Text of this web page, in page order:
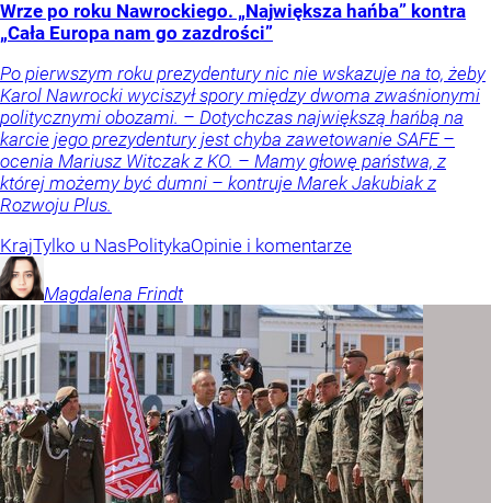
Wrze po roku Nawrockiego. „Największa hańba” kontra
„Cała Europa nam go zazdrości”
Po pierwszym roku prezydentury nic nie wskazuje na to, żeby
Karol Nawrocki wyciszył spory między dwoma zwaśnionymi
politycznymi obozami. – Dotychczas największą hańbą na
karcie jego prezydentury jest chyba zawetowanie SAFE –
ocenia Mariusz Witczak z KO. – Mamy głowę państwa, z
której możemy być dumni – kontruje Marek Jakubiak z
Rozwoju Plus.
KrajTylko u NasPolitykaOpinie i komentarze
Magdalena Frindt